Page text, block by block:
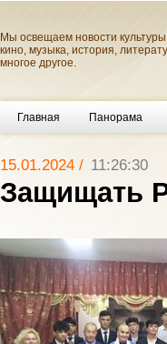
Мы освещаем новости
кино, музыка, история,
многое другое.
Главная Панорама
15.01.2024 / 11:26:30
Защищать